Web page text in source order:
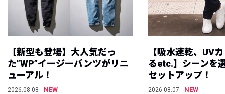
【新型も登場】大人気だっ
た”WP”イージーパンツがリニ
ューアル！
2026.08.08
NEW
【吸水速乾、UV
るetc.】シーンを
セットアップ！
2026.08.07
NEW